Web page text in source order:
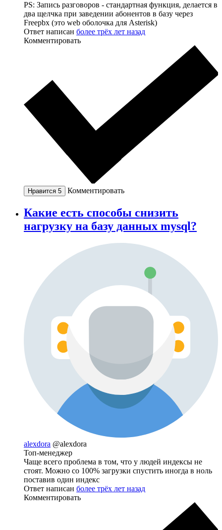
PS: Запись разговоров - стандартная функция, делается в
два щелчка при заведении абонентов в базу через
Freepbx (это web оболочка для Asterisk)
Ответ написан более трёх лет назад
Комментировать
Нравится 5 Комментировать
Какие есть способы снизить
нагрузку на базу данных mysql?
alexdora @alexdora
Топ-менеджер
Чаще всего проблема в том, что у людей индексы не
стоят. Можно со 100% загрузки спустить иногда в ноль
поставив один индекс
Ответ написан более трёх лет назад
Комментировать